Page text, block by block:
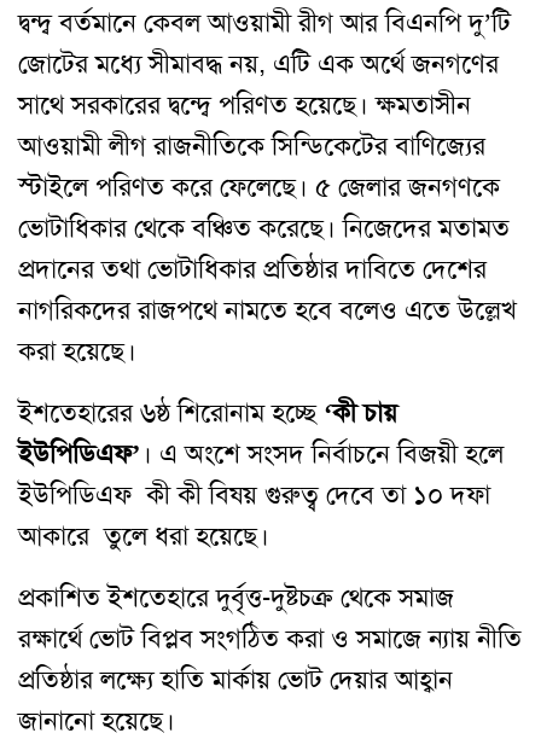
দ্বন্দ্ব বর্তমানে কেবল আওয়ামী রীগ আর বিএনপি দু’টি
জোটের মধ্যে সীমাবদ্ধ নয়, এটি এক অর্থে জনগণের
সাথে সরকারের দ্বন্দ্বে পরিণত হয়েছে। ক্ষমতাসীন
আওয়ামী লীগ রাজনীতিকে সিন্ডিকেটের বাণিজ্যের
স্টাইলে পরিণত করে ফেলেছে। ৫ জেলার জনগণকে
ভোটাধিকার থেকে বঞ্চিত করেছে। নিজেদের মতামত
প্রদানের তথা ভোটাধিকার প্রতিষ্ঠার দাবিতে দেশের
নাগরিকদের রাজপথে নামতে হবে বলেও এতে উল্লেখ
করা হয়েছে।
ইশতেহারের ৬ষ্ঠ শিরোনাম হচ্ছে ‘কী চায়
ইউপিডিএফ’ । এ অংশে সংসদ নির্বাচনে বিজয়ী হলে
ইউপিডিএফ কী কী বিষয় গুরুত্ব দেবে তা ১০ দফা
আকারে তুলে ধরা হয়েছে।
প্রকাশিত ইশতেহারে দুর্বৃত্ত-দুষ্টচক্র থেকে সমাজ
রক্ষার্থে ভোট বিপ্লব সংগঠিত করা ও সমাজে ন্যায় নীতি
প্রতিষ্ঠার লক্ষ্যে হাতি মার্কায় ভোট দেয়ার আহ্বান
জানানো হয়েছে।